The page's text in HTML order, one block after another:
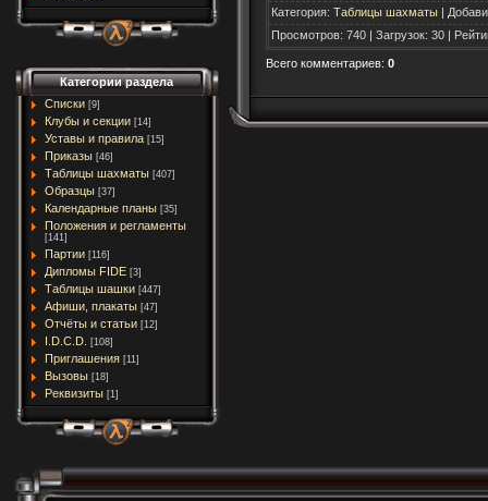
Категории раздела
Списки [9]
Клубы и секции [14]
Уставы и правила [15]
Приказы [46]
Таблицы шахматы [407]
Образцы [37]
Календарные планы [35]
Положения и регламенты
[141]
Партии [116]
Дипломы FIDE [3]
Таблицы шашки [447]
Афиши, плакаты [47]
Отчёты и статьи [12]
I.D.C.D. [108]
Приглашения [11]
Вызовы [18]
Реквизиты [1]
Категория: Таблицы шахматы |
Просмотров: 740 | Загрузок: 30 |
Всего комментариев: 0